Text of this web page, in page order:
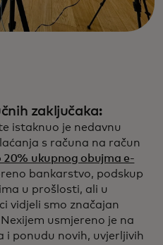
zaključaka:
istaknuo je nedavnu
s računa na račun
20% ukupnog obujma e-
new tabbankarstvo, podskup
u prošlosti, ali u
vidjeli smo značajan
usmjereno je na
i ponudu novih, uvjerljivih